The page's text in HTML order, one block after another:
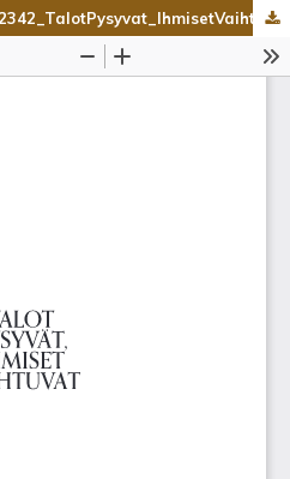
scientiarum, _LOW_32412342_TalotPysyvat_IhmisetVaihtuvat_korjattu_SISUS_176x250mm_2_painos.pdf